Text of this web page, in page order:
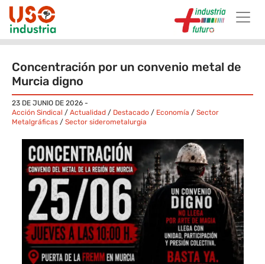
Skip to main content
Concentración por un convenio metal de
Murcia digno
23 DE JUNIO DE 2026 -
Acción Sindical / Actualidad / Destacado / Economía / Sector
Metalgráficas / Sector siderometalurgia